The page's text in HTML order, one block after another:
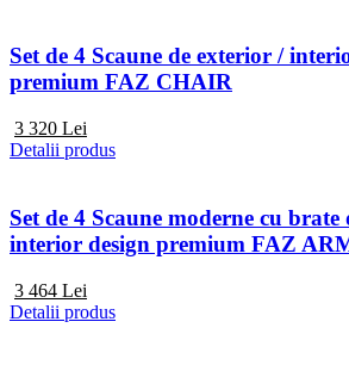
Set de 4 Scaune de exterior /
premium FAZ CHAIR
3 320 Lei
Detalii produs
Set de 4 Scaune moderne cu brate
interior design premium FAZ
3 464 Lei
Detalii produs